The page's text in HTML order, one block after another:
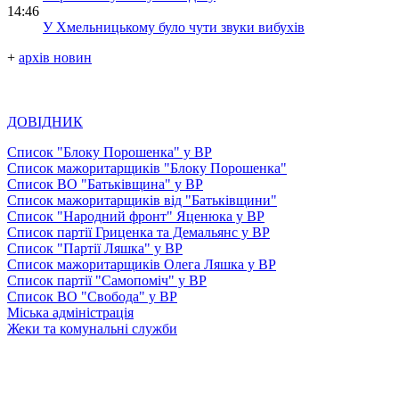
14:46
У Хмельницькому було чути звуки вибухів
+ архів новин
ДОВІДНИК
Список "Блоку Порошенка" у ВР
Список мажоритарщиків "Блоку Порошенка"
Список ВО "Батьківщина" у ВР
Список мажоритарщиків від "Батьківщини"
Список "Народний фронт" Яценюка у ВР
Список партії Гриценка та Демальянс у ВР
Список "Партії Ляшка" у ВР
Список мажоритарщиків Олега Ляшка у ВР
Список партії "Самопоміч" у ВР
Список ВО "Свобода" у ВР
Міська адміністрація
Жеки та комунальні служби